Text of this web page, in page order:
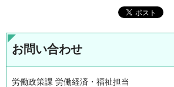
お問い合わせ
労働政策課 労働経済・福祉担当